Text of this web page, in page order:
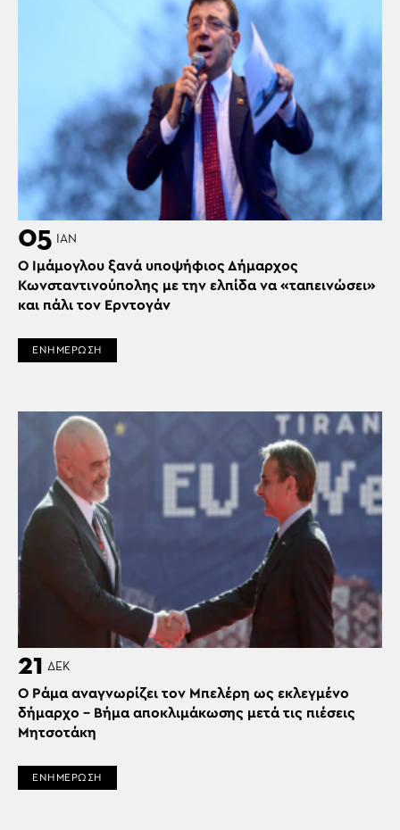
05 ΙΑΝ
Ο Ιμάμογλου ξανά υποψήφιος Δήμαρχος
Κωνσταντινούπολης με την ελπίδα να «ταπεινώσει»
και πάλι τον Ερντογάν
ΕΝΗΜΕΡΩΣΗ
21 ΔΕΚ
Ο Ράμα αναγνωρίζει τον Μπελέρη ως εκλεγμένο
δήμαρχο – Βήμα αποκλιμάκωσης μετά τις πιέσεις
Μητσοτάκη
ΕΝΗΜΕΡΩΣΗ